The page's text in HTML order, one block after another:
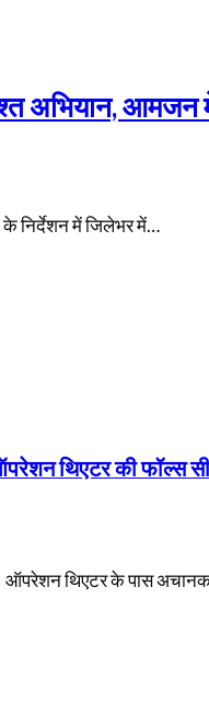
अभियान, आमजन में
के निर्देशन में जिलेभर में…
थिएटर की फॉल्स
ऑपरेशन थिएटर के पास